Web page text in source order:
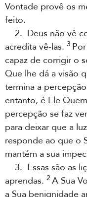
Vontade provê os
feito.
2. Deus não vê
acredita vê-las. 3
capaz de corrigir o
Que lhe dá a visão
termina a
entanto, é Ele
percepção se faz
para deixar que a
responde ao que o
mantém a sua
3. Essas são as
aprendas. 2 A Sua
a Sua benignidade